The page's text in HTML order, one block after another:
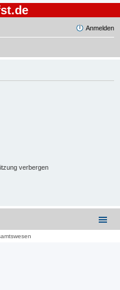
Anmelden
verbergen